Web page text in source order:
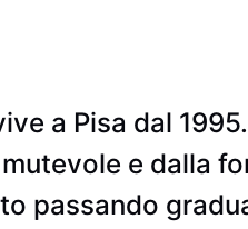
a Pisa dal
e dalla
passando